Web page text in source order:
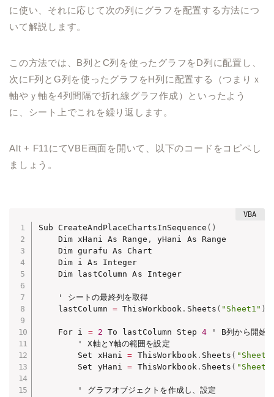
に使い、それに応じて次の列にグラフを配置する方法につ
いて解説します。
この方法では、B列とC列を使ったグラフをD列に配置し、
次にF列とG列を使ったグラフをH列に配置する（つまりｘ
軸やｙ軸を4列間隔で折れ線グラフ作成）といったよう
に、シート上でこれを繰り返します。
Alt + F11にてVBE画面を開いて、以下のコードをコピペし
ましょう。
Sub CreateAndPlaceChartsInSequence ( )
    Dim xHani As Range
,
yHani As Range
    Dim gurafu As Chart
    Dim i As Integer
    Dim lastColumn As Integer
    ' シートの最終列を取得
    lastColumn
= ThisWorkbook . Sheets ( "Sheet1" )
    For i
= 2 To lastColumn Step 4 ' B列から開始
        ' X軸とY軸の範囲を設定
        Set xHani
= ThisWorkbook. Sheets (
        Set yHani
= ThisWorkbook. Sheets (
        ' グラフオブジェクトを作成し、設定